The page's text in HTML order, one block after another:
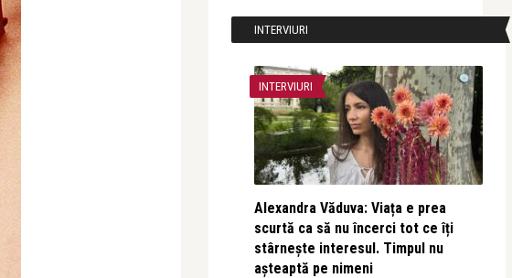
INTERVIURI
INTERVIURI
Alexandra Văduva: Viața e prea
scurtă ca să nu încerci tot ce îți
stârnește interesul. Timpul nu
așteaptă pe nimeni